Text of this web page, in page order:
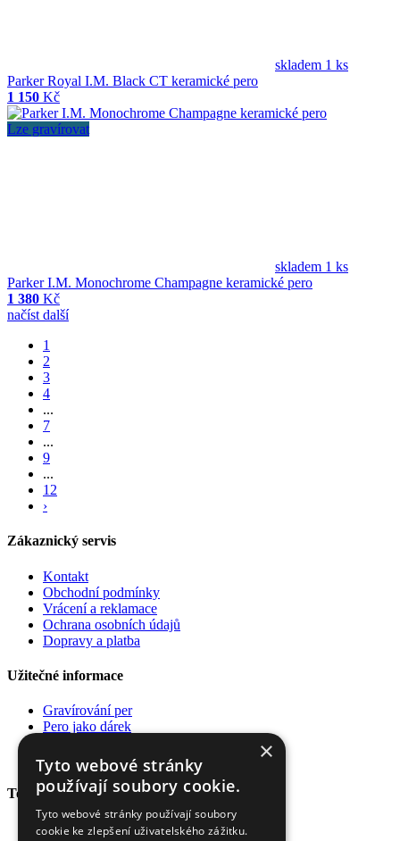
skladem 1 ks
Parker Royal I.M. Black CT keramické pero
1 150 Kč
Lze gravírovat
skladem 1 ks
Parker I.M. Monochrome Champagne keramické pero
1 380 Kč
načíst další
1
2
3
4
...
7
...
9
...
12
›
Zákaznický servis
Kontakt
Obchodní podmínky
Vrácení a reklamace
Ochrana osobních údajů
Dopravy a platba
Užitečné informace
Gravírování per
Pero jako dárek
Pro firmy
Top kategorie
Plnící pera
×
Tyto webové stránky
používají soubory cookie.
Tyto webové stránky používají soubory
cookie ke zlepšení uživatelského zážitku.